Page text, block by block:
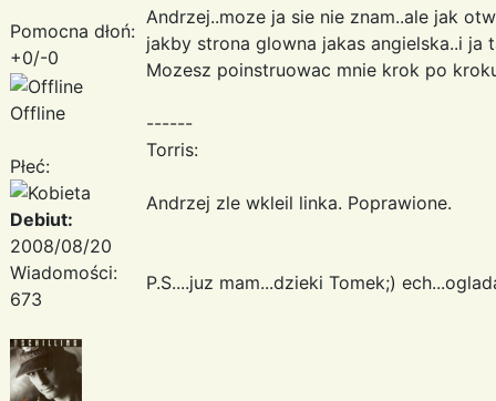
Pomocna dłoń:
+0/-0
Offline
Płeć:
Debiut:
2008/08/20
Wiadomości:
673
Andrzej..moze ja sie nie znam..ale jak
jakby strona glowna jakas angielska..i
Mozesz poinstruowac mnie krok po
------
Torris:
Andrzej zle wkleil linka. Poprawione.
P.S....juz mam...dzieki Tomek;)